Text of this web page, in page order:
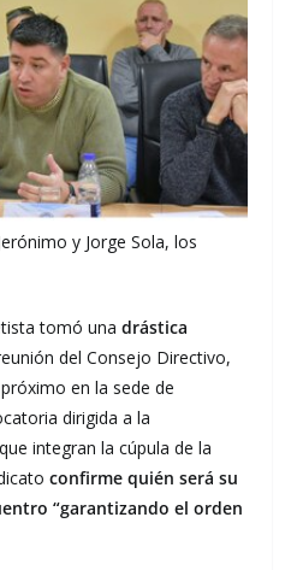
y Jorge Sola, los
tomó una drástica
del Consejo Directivo,
en la sede de
dirigida a la
integran la cúpula de la
confirme quién será su
“garantizando el orden